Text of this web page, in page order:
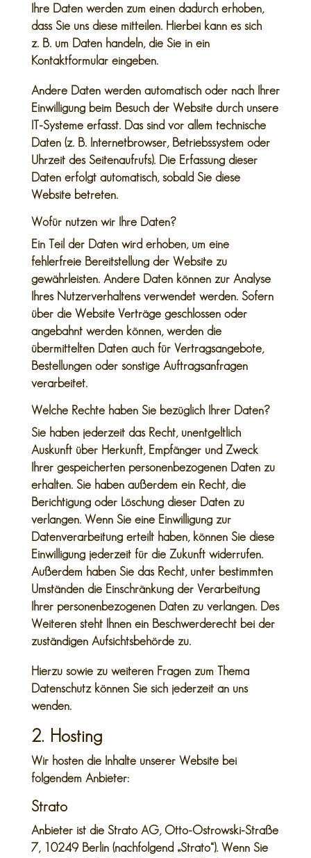
Ihre Daten werden zum einen dadurch erhoben,
dass Sie uns diese mitteilen. Hierbei kann es sich
z. B. um Daten handeln, die Sie in ein
Kontaktformular eingeben.
Andere Daten werden automatisch oder nach Ihrer
Einwilligung beim Besuch der Website durch unsere
IT-Systeme erfasst. Das sind vor allem technische
Daten (z. B. Internetbrowser, Betriebssystem oder
Uhrzeit des Seitenaufrufs). Die Erfassung dieser
Daten erfolgt automatisch, sobald Sie diese
Website betreten.
Wofür nutzen wir Ihre Daten?
Ein Teil der Daten wird erhoben, um eine
fehlerfreie Bereitstellung der Website zu
gewährleisten. Andere Daten können zur Analyse
Ihres Nutzerverhaltens verwendet werden. Sofern
über die Website Verträge geschlossen oder
angebahnt werden können, werden die
übermittelten Daten auch für Vertragsangebote,
Bestellungen oder sonstige Auftragsanfragen
verarbeitet.
Welche Rechte haben Sie bezüglich Ihrer Daten?
Sie haben jederzeit das Recht, unentgeltlich
Auskunft über Herkunft, Empfänger und Zweck
Ihrer gespeicherten personenbezogenen Daten zu
erhalten. Sie haben außerdem ein Recht, die
Berichtigung oder Löschung dieser Daten zu
verlangen. Wenn Sie eine Einwilligung zur
Datenverarbeitung erteilt haben, können Sie diese
Einwilligung jederzeit für die Zukunft widerrufen.
Außerdem haben Sie das Recht, unter bestimmten
Umständen die Einschränkung der Verarbeitung
Ihrer personenbezogenen Daten zu verlangen. Des
Weiteren steht Ihnen ein Beschwerderecht bei der
zuständigen Aufsichtsbehörde zu.
Hierzu sowie zu weiteren Fragen zum Thema
Datenschutz können Sie sich jederzeit an uns
wenden.
2. Hosting
Wir hosten die Inhalte unserer Website bei
folgendem Anbieter:
Strato
Anbieter ist die Strato AG, Otto-Ostrowski-Straße
7, 10249 Berlin (nachfolgend „Strato“). Wenn Sie